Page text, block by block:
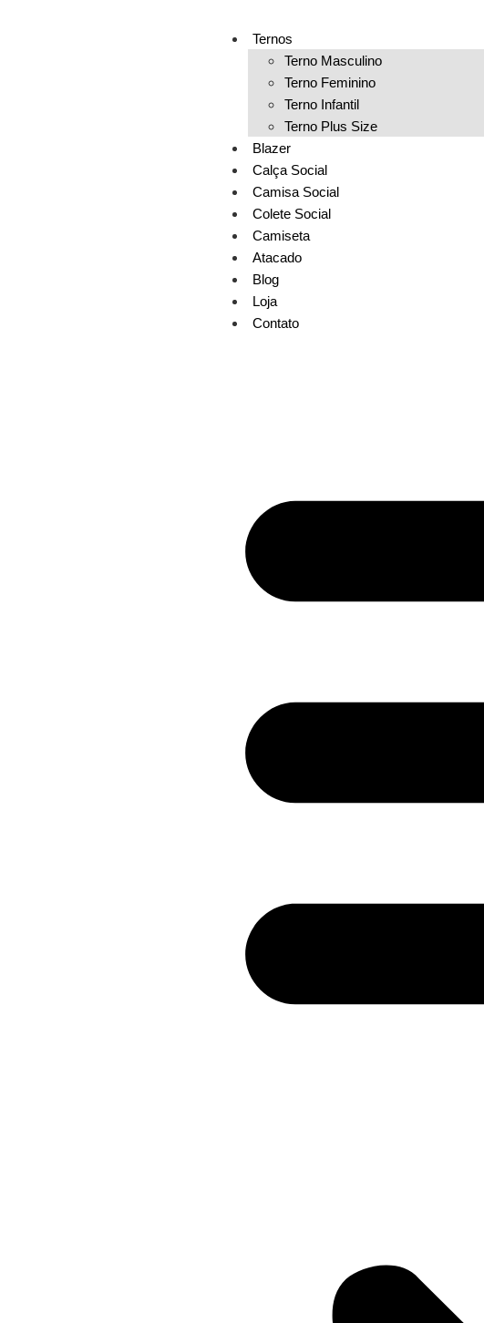
Ternos
Terno Masculino
Terno Feminino
Terno Infantil
Terno Plus Size
Blazer
Calça Social
Camisa Social
Colete Social
Camiseta
Atacado
Blog
Loja
Contato